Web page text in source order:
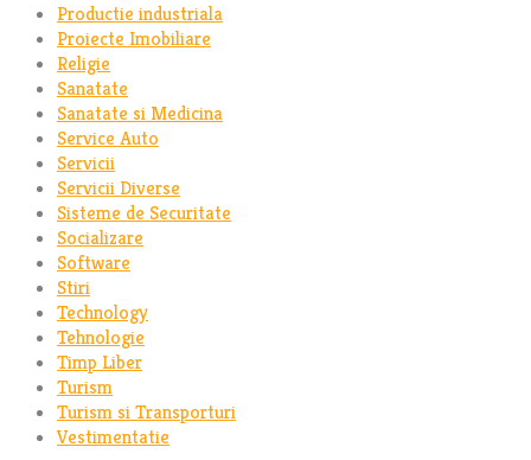
Productie industriala
Proiecte Imobiliare
Religie
Sanatate
Sanatate si Medicina
Service Auto
Servicii
Servicii Diverse
Sisteme de Securitate
Socializare
Software
Stiri
Technology
Tehnologie
Timp Liber
Turism
Turism si Transporturi
Vestimentatie